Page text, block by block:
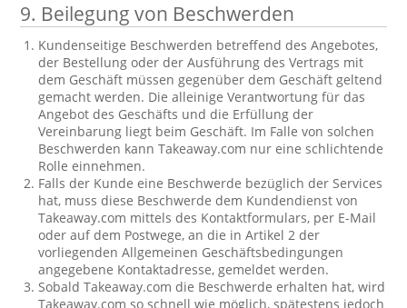
9. Beilegung von Beschwerden
Kundenseitige Beschwerden betreffend des Angebotes,
der Bestellung oder der Ausführung des Vertrags mit
dem Geschäft müssen gegenüber dem Geschäft geltend
gemacht werden. Die alleinige Verantwortung für das
Angebot des Geschäfts und die Erfüllung der
Vereinbarung liegt beim Geschäft. Im Falle von solchen
Beschwerden kann Takeaway.com nur eine schlichtende
Rolle einnehmen.
Falls der Kunde eine Beschwerde bezüglich der Services
hat, muss diese Beschwerde dem Kundendienst von
Takeaway.com mittels des Kontaktformulars, per E-Mail
oder auf dem Postwege, an die in Artikel 2 der
vorliegenden Allgemeinen Geschäftsbedingungen
angegebene Kontaktadresse, gemeldet werden.
Sobald Takeaway.com die Beschwerde erhalten hat, wird
Takeaway.com so schnell wie möglich, spätestens jedoch